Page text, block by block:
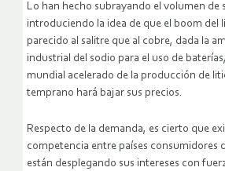
Lo han hecho subrayando el volumen de
introduciendo la idea de que el boom del
parecido al salitre que al cobre, dada la
industrial del sodio para el uso de
mundial acelerado de la producción de
temprano hará bajar sus precios.
Respecto de la demanda, es cierto que
competencia entre países consumidores
están desplegando sus intereses con